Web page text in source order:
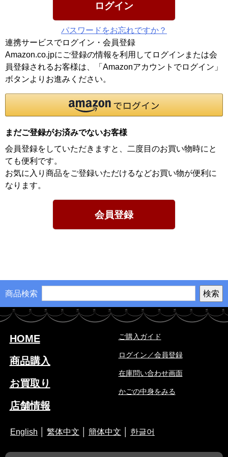
ログイン
パスワードをお忘れですか？
連携サービスでログイン・会員登録
Amazon.co.jpにご登録の情報を利用してログインまたは会
員登録されるお客様は、「Amazonアカウントでログイン」
ボタンよりお進みください。
まだご登録がお済みでないお客様
会員登録をしていただきますと、二度目のお買い物時にと
ても便利です。
お気に入り商品をご登録いただけるなどお買い物が便利に
なります。
会員登録
商品検索
HOME
商品購入
お買取り
店舗情報
ご購入ガイド
ログイン／会員登録
在庫問い合わせ画面
かごの中身をみる
English 繁体中文 簡体中文 한글어